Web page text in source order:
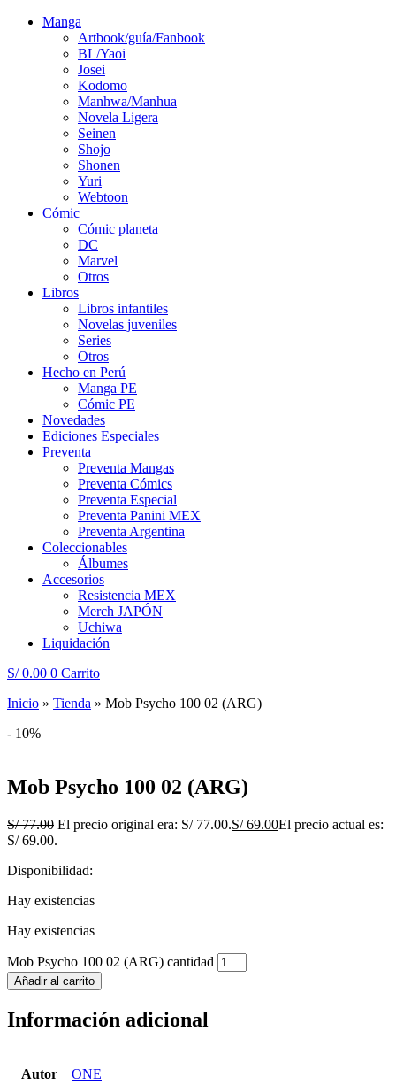
Manga
Artbook/guía/Fanbook
BL/Yaoi
Josei
Kodomo
Manhwa/Manhua
Novela Ligera
Seinen
Shojo
Shonen
Yuri
Webtoon
Cómic
Cómic planeta
DC
Marvel
Otros
Libros
Libros infantiles
Novelas juveniles
Series
Otros
Hecho en Perú
Manga PE
Cómic PE
Novedades
Ediciones Especiales
Preventa
Preventa Mangas
Preventa Cómics
Preventa Especial
Preventa Panini MEX
Preventa Argentina
Coleccionables
Álbumes
Accesorios
Resistencia MEX
Merch JAPÓN
Uchiwa
Liquidación
S/0.00 0 Carrito
Inicio » Tienda » Mob Psycho 100 02 (ARG)
- 10%
Mob Psycho 100 02 (ARG)
S/77.00 El precio original era: S/ 77.00.S/69.00El precio actual es:
S/ 69.00.
Disponibilidad:
Hay existencias
Hay existencias
Mob Psycho 100 02 (ARG) cantidad
Añadir al carrito
Información adicional
Autor ONE